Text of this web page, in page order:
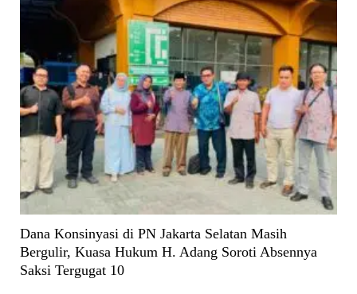
Dana Konsinyasi di PN Jakarta Selatan Masih
Bergulir, Kuasa Hukum H. Adang Soroti Absennya
Saksi Tergugat 10